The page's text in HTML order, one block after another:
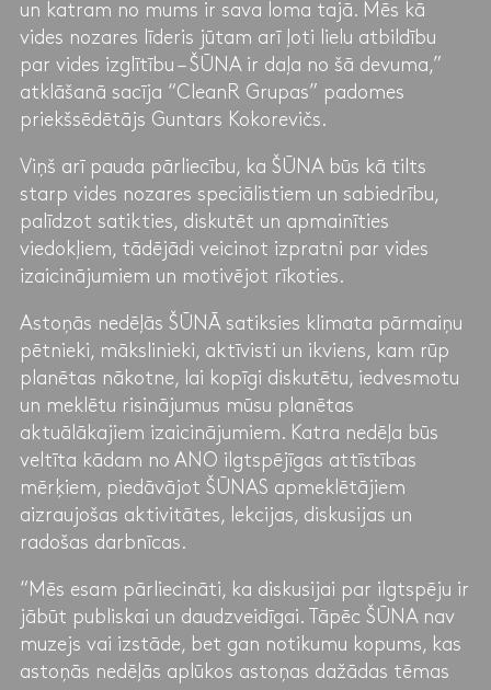
un katram no mums ir sava loma tajā. Mēs kā
vides nozares līderis jūtam arī ļoti lielu atbildību
par vides izglītību – ŠŪNA ir daļa no šā devuma,”
atklāšanā sacīja “CleanR Grupas” padomes
priekšsēdētājs Guntars Kokorevičs.
Viņš arī pauda pārliecību, ka ŠŪNA būs kā tilts
starp vides nozares speciālistiem un sabiedrību,
palīdzot satikties, diskutēt un apmainīties
viedokļiem, tādējādi veicinot izpratni par vides
izaicinājumiem un motivējot rīkoties.
Astoņās nedēļās ŠŪNĀ satiksies klimata pārmaiņu
pētnieki, mākslinieki, aktīvisti un ikviens, kam rūp
planētas nākotne, lai kopīgi diskutētu, iedvesmotu
un meklētu risinājumus mūsu planētas
aktuālākajiem izaicinājumiem. Katra nedēļa būs
veltīta kādam no ANO ilgtspējīgas attīstības
mērķiem, piedāvājot ŠŪNAS apmeklētājiem
aizraujošas aktivitātes, lekcijas, diskusijas un
radošas darbnīcas.
“Mēs esam pārliecināti, ka diskusijai par ilgtspēju ir
jābūt publiskai un daudzveidīgai. Tāpēc ŠŪNA nav
muzejs vai izstāde, bet gan notikumu kopums, kas
astoņās nedēļās aplūkos astoņas dažādas tēmas